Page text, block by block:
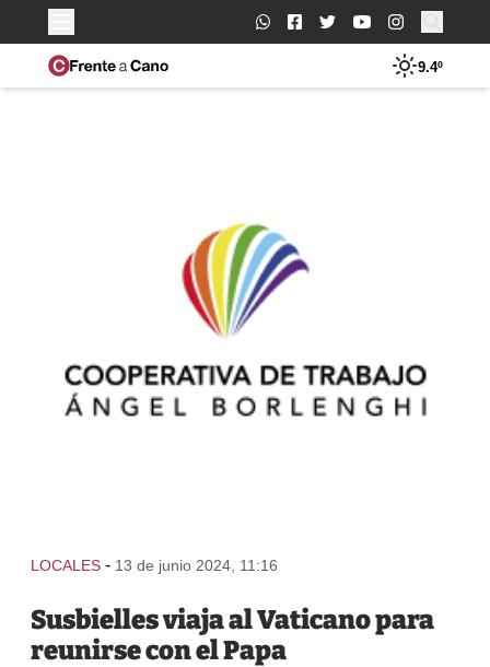
Buscar:
9.4º
LOCALES - 13 de junio 2024, 11:16
Susbielles viaja al Vaticano para
reunirse con el Papa